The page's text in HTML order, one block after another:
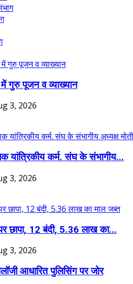
गुरु पूजन व व्याख्यान
3, 2026
यांत्रिकीय कर्म. संघ के संभागीय...
3, 2026
छापा, 12 बंदी, 5.36 लाख का...
3, 2026
आधारित पुलिसिंग पर जोर